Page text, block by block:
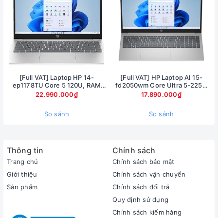
tiếp cận với người sử dụng. Một chi tiết đáng tiền, cảm giác
liền mạch và trên hết, các lỗ loa liti rất bám bụi, và khi đã
bám bụi rồi thì rất khó vệ sinh.
Surface Laptop 4 mỏng chỉ 14.5 mm cho phiên bản 13 inch
và 14.7mm cho phiên bản 15 inch. Dù ở phiên bản màn hình
lớn 15 inchs thì trọng lượng cũng chỉ là 1.542g đủ, mỏng nhẹ
[Full VAT] Laptop HP 14-
ep1178TU Core 5 120U, RAM
16GB, SSD 1TB, 14 inch FHD,
Windows 11
22.990.000₫
So sánh
[Full VAT] HP Laptop AI 15-
fd2050wm Core Ultra 5-225U
Ram 8GB SSD 512GB Màn hình
15.6inch FullHD Touch
17.890.000₫
So sánh
Thông tin
Trang chủ
Giới thiệu
Sản phẩm
Chính sách
Chính sách bảo mật
Chính sách vận chuyển
Chính sách đổi trả
Quy định sử dụng
Chính sách kiểm hàng